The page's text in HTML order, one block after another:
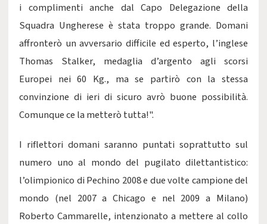
i complimenti anche dal Capo Delegazione della
Squadra Ungherese è stata troppo grande. Domani
affronterò un avversario difficile ed esperto, l’inglese
Thomas Stalker, medaglia d’argento agli scorsi
Europei nei 60 Kg., ma se partirò con la stessa
convinzione di ieri di sicuro avrò buone possibilità.
Comunque ce la metterò tutta!".
I riflettori domani saranno puntati soprattutto sul
numero uno al mondo del pugilato dilettantistico:
l’olimpionico di Pechino 2008 e due volte campione del
mondo (nel 2007 a Chicago e nel 2009 a Milano)
Roberto Cammarelle, intenzionato a mettere al collo